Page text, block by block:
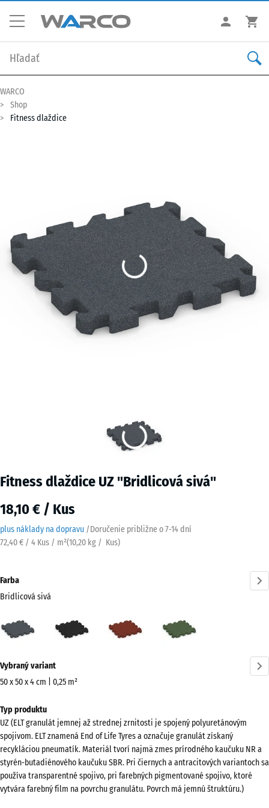
WARCO
Shop
Fitness dlaždice
Fitness dlaždice UZ "Bridlicová sivá"
18,10 € / Kus
plus náklady na dopravu /Doručenie približne o7-14 dní
72,40 € / 4 Kus / m²(10,20 kg / Kus)
Farba
Bridlicová sivá
červená
informácií
o
Zobraziť
farebnú
paletu
Bridlicová
sivá(active)
Vybraný variant
50 x 50 x 4 cm | 0,25 m²
na
prepravu
540
x
540
x
Typ produktu
UZ (ELT granulát jemnej až strednej zrnitosti je spojený polyuretánovým
spojivom. ELT znamená End of Life Tyres a označuje granulát získaný
recykláciou pneumatík. Materiál tvorí najmä zmes prírodného kaučuku NR a
styrén-butadiénového kaučuku SBR. Pri čiernych a antracitových variantoch sa
používa transparentné spojivo, pri farebných pigmentované spojivo, ktoré
vytvára farebný film na povrchu granulátu. Povrch má jemnú štruktúru.)